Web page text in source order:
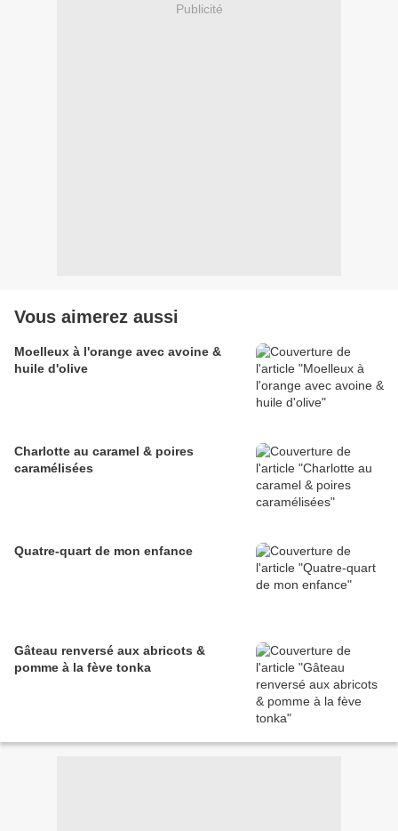
Publicité
Vous aimerez aussi
Moelleux à l'orange avec avoine &
huile d'olive
Charlotte au caramel & poires
caramélisées
Quatre-quart de mon enfance
Gâteau renversé aux abricots &
pomme à la fève tonka